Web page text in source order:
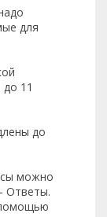
для
11
до
можно
Ответы.